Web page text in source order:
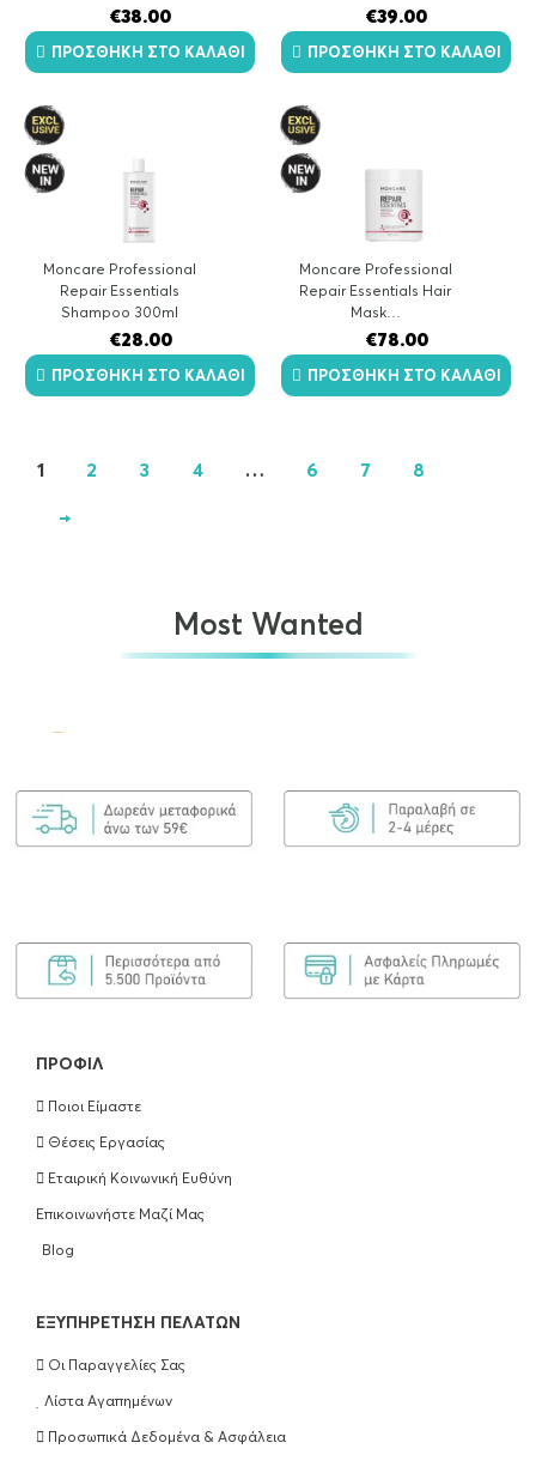
€38.00
ΠΡΟΣΘΉΚΗ ΣΤΟ ΚΑΛΆΘΙ
€39.00
ΠΡΟΣΘΉΚΗ ΣΤΟ ΚΑΛΆΘΙ
Moncare Professional
Repair Essentials
Shampoo 300ml
€28.00
ΠΡΟΣΘΉΚΗ ΣΤΟ ΚΑΛΆΘΙ
Moncare Professional
Repair Essentials Hair
Mask…
€78.00
ΠΡΟΣΘΉΚΗ ΣΤΟ ΚΑΛΆΘΙ
1 2 3 4 … 6 7 8
→
Most Wanted
25.00
Olaplex Bond Maintenance Shampoo No4
Olaplex Bond Maintenance Conditioner
€
ΠΡΟΣΘΉΚΗ ΣΤΟ ΚΑΛΆΘΙ
ΠΡΟΦΊΛ
Ποιοι Είμαστε
Θέσεις Εργασίας
Εταιρική Κοινωνική Ευθύνη
Επικοινωνήστε Μαζί Μας
Blog
EΞΥΠΗΡΈΤΗΣΗ ΠΕΛΑΤΏΝ
Οι Παραγγελίες Σας
Λίστα Αγαπημένων
Προσωπικά Δεδομένα & Ασφάλεια